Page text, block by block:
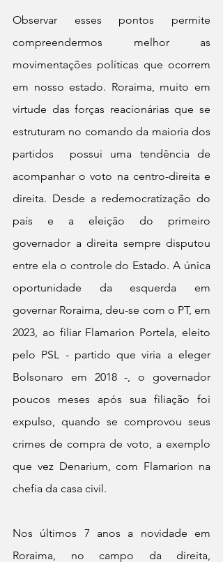
Observar esses pontos permite
compreendermos melhor as
movimentações políticas que ocorrem
em nosso estado. Roraima, muito em
virtude das forças reacionárias que se
estruturam no comando da maioria dos
partidos  possui uma tendência de
acompanhar o voto na centro-direita e
direita. Desde a redemocratização do
país e a eleição do primeiro
governador a direita sempre disputou
entre ela o controle do Estado. A única
oportunidade da esquerda em
governar Roraima, deu-se com o PT, em
2023, ao filiar Flamarion Portela, eleito
pelo PSL - partido que viria a eleger
Bolsonaro em 2018 -, o governador
poucos meses após sua filiação foi
expulso, quando se comprovou seus
crimes de compra de voto, a exemplo
que vez Denarium, com Flamarion na
chefia da casa civil.
Nos últimos 7 anos a novidade em
Roraima, no campo da direita,